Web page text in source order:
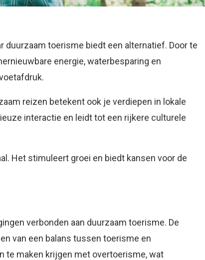
duurzaam toerisme biedt een alternatief. Door te
energie, waterbesparing en
reizen betekent ook je verdiepen in lokale
interactie en leidt tot een rijkere culturele
Het stimuleert groei en biedt kansen voor de
verbonden aan duurzaam toerisme. De
van een balans tussen toerisme en
te maken krijgen met overtoerisme, wat